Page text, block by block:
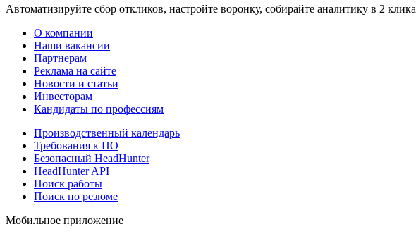
Автоматизируйте сбор откликов, настройте воронку, собирайте аналитику в 2 клика
О компании
Наши вакансии
Партнерам
Реклама на сайте
Новости и статьи
Инвесторам
Кандидаты по профессиям
Производственный календарь
Требования к ПО
Безопасный HeadHunter
HeadHunter API
Поиск работы
Поиск по резюме
Мобильное приложение